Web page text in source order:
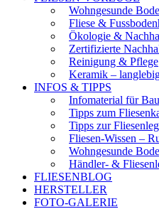
Wohngesunde
Fliese &
Ökologie &
Zertifizierte
Reinigung & Pflege
Keramik –
INFOS & TIPPS
Infomaterial für
Tipps zum
Tipps zur
Fliesen-Wissen –
Wohngesunde
Händler- &
FLIESENBLOG
HERSTELLER
FOTO-GALERIE